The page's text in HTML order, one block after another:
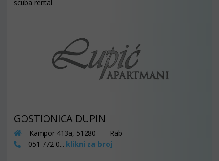
scuba rental
GOSTIONICA DUPIN
Kampor 413a, 51280 - Rab
051 772 0... klikni za broj